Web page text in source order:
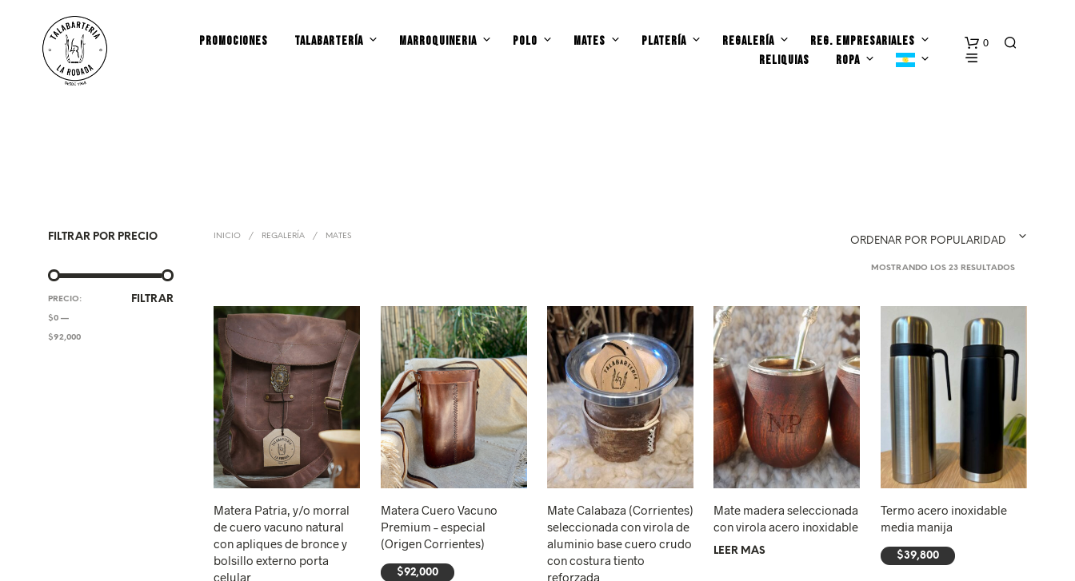
PROMOCIONES TALABARTERÍA MARROQUINERIA POLO MATES PLATERÍA REGALERÍA
REG. EMPRESARIALES
RELIQUIAS
ROPA
0
H
D
U
C
O
S
E
E
C
FILTRAR POR PRECIO
PRECIO
MÍNIMO
PRECIO
MÁXIMO
FILTRAR
PRECIO:
$0 —
$92,000
INICIO / REGALERÍA / MATES ORDENAR POR POPULARIDAD
MOSTRANDO LOS 23 RESULTADOSORDENADO
POPULARIDAD
Matera Patria, y/o morral
de cuero vacuno natural
con apliques de bronce y
bolsillo externo porta
celular
Matera Cuero Vacuno
Premium – especial
(Origen Corrientes)
$92,000
Mate Calabaza (Corrientes)
seleccionada con virola de
aluminio base cuero crudo
con costura tiento
reforzada
Mate madera seleccionada
con virola acero inoxidable
LEER MÁS
Termo acero inoxidable
media manija
$39,800